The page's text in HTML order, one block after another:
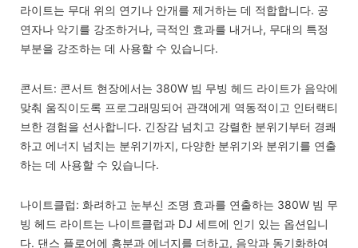
라이트는 무대 위의 연기나 안개를 제거하는 데 적합합니다. 공
연자나 악기를 강조하거나, 극적인 효과를 내거나, 무대의 특정
부분을 강조하는 데 사용할 수 있습니다.
콘서트: 콘서트 현장에서는 380W 빔 무빙 헤드 라이트가 음악에
맞춰 움직이도록 프로그래밍되어 관객에게 역동적이고 인터랙티
브한 경험을 선사합니다. 긴장감 넘치고 강렬한 분위기부터 경쾌
하고 에너지 넘치는 분위기까지, 다양한 분위기와 분위기를 연출
하는 데 사용할 수 있습니다.
나이트클럽: 화려하고 눈부신 조명 효과를 연출하는 380W 빔 무
빙 헤드 라이트는 나이트클럽과 DJ 세트에 인기 있는 옵션입니
다. 댄스 플로어에 흥분과 에너지를 더하고, 음악과 동기화하여